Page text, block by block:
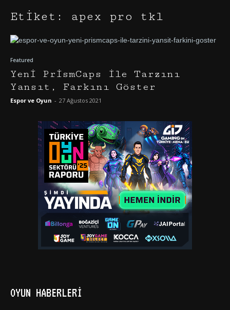
Etiket: apex pro tkl
Featured
Yeni PrismCaps ile Tarzını
Yansıt, Farkını Göster
Espor ve Oyun - 27 Ağustos 2021
OYUN HABERLERİ